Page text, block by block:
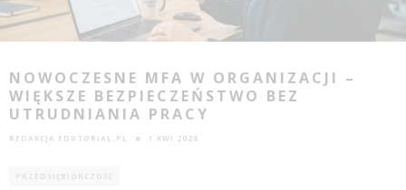
NOWOCZESNE MFA W ORGANIZACJI –
WIĘKSZE BEZPIECZEŃSTWO BEZ
UTRUDNIANIA PRACY
REDAKCJA EDUTORIAL.PL 1 KWI 2026
PRZEDSIĘBIORCZOŚĆ